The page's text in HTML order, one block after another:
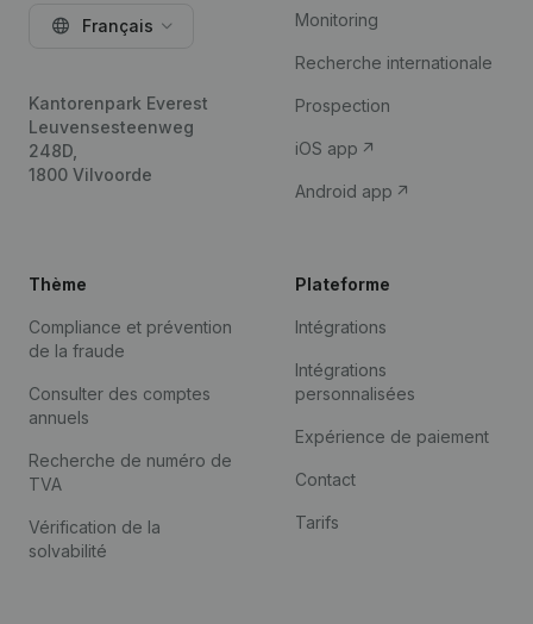
Français
Kantorenpark Everest
Leuvensesteenweg
248D,
1800 Vilvoorde
Monitoring
Recherche internationale
Prospection
iOS app
Android app
Thème
Compliance et prévention
de la fraude
Consulter des comptes
annuels
Recherche de numéro de
TVA
Vérification de la
solvabilité
Plateforme
Intégrations
Intégrations
personnalisées
Expérience de paiement
Contact
Tarifs